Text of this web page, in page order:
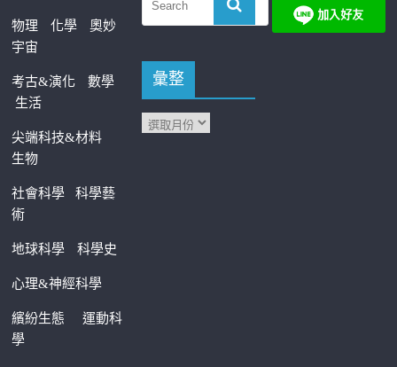
物理 化學
奧妙
宇宙
考古&演化
數學
生活
尖端科技&材料
生物
社會科學科學藝
術
地球科學 科學史
心理&神經科學
繽紛生態運動科
學
彙整